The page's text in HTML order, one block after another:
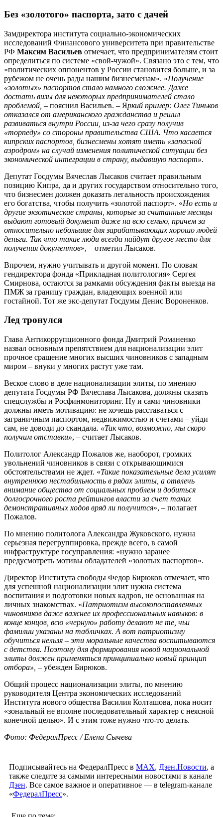
Без «золотого» паспорта, зато с дачей
Замдиректора института социально-экономических
исследований Финансового университета при правительстве
РФ Максим Васильев отмечает, что предпринимателям стоит
определиться по системе «свой-чужой». Связано это с тем, что
«политических оппонентов у России становится больше, и за
рубежом не очень рады нашим бизнесменам». «Получение
«золотых» паспортов стало намного сложнее. Даже
достать визы для некоторых предпринимателей стало
проблемой, – пояснил Васильев. – Яркий пример: Олег Тиньков
отказался от американского гражданства и решил
развиваться внутри России, из-за чего сразу получив
«торпеду» со стороны правительства США. Что касается
кипрских паспортов, бизнесмены хотят иметь «запасной
аэродром» на случай изменения политической ситуации без
экономической интеграции в страну, выдавшую паспорт».
Депутат Госдумы Вячеслав Лысаков считает правильным
позицию Кипра, да и других государством относительно того,
что бизнесмен должен доказать легальность происхождения
его богатства, чтобы получить «золотой паспорт». «Но есть и
другие экзотические страны, которые за считанные месяцы
выдают готовый документ даже на всю семью, причем за
относительно небольшие для зарабатывающих хорошо людей
деньги. Так что такие люди всегда найдут другое место для
получения документов», – отметил Лысаков.
Впрочем, нужно учитывать и другой момент. По словам
гендиректора фонда «Прикладная политология» Сергея
Смирнова, остаются за рамками обсуждения факты выезда на
ПМЖ за границу граждан, владеющих военной или
гостайной. Тот же экс-депутат Госдумы Денис Вороненков.
Лед тронулся
Глава Антикоррупционного фонда Дмитрий Романенко
назвал основным препятствием для национализации элит
прочное сращение многих высших чиновников с западным
миром – внуки у многих растут уже там.
Веское слово в деле национализации элиты, по мнению
депутата Госдумы РФ Вячеслава Лысакова, должны сказать
спецслужбы и Росфинмониторинг. Ну и сами чиновники
должны иметь мотивацию: не хочешь расставаться с
заграничным паспортом, недвижимостью и счетами – уйди
сам, не доводи до скандала. «Так что, возможно, мы скоро
получим отставки», – считает Лысаков.
Политолог Александр Пожалов же, наоборот, громких
увольнений чиновников в связи с открывающимися
обстоятельствами не ждет. «Такие показательные дела усилят
внутреннюю нестабильность в рядах элиты, а отвлечь
внимание общества от социальных проблем и добиться
долгосрочного роста рейтингов власти за счет таких
демонстративных ходов вряд ли получится», – полагает
Пожалов.
По мнению политолога Александра Жуковского, нужна
серьезная перегруппировка, прежде всего, в самой
инфраструктуре госуправления: «нужно заранее
предусмотреть мотивы обладателей «золотых паспортов».
Директор Института свободы Федор Бирюков отмечает, что
для успешной национализации элит нужна система
воспитания и подготовки новых кадров, не основанная на
личных знакомствах. «Патриотизм высокопоставленных
чиновников даже важнее их профессиональных навыков: в
конце концов, всю «черную» работу делают не те, чьи
фамилии указаны на табличках. А вот патриотизму
обучиться нельзя – эти моральные качества воспитываются
с детства. Поэтому для формирования новой национальной
элиты должен применяться принципиально новый принцип
отбора», – убежден Бирюков.
Общий процесс национализации элиты, по мнению
руководителя Центра экономических исследований
Института нового общества Василия Колташова, пока носит
«зональный не вполне последовательный характер с неясной
конечной целью». И с этим тоже нужно что-то делать.
Фото: ФедералПресс / Елена Сычева
Подписывайтесь на ФедералПресс в МАХ, Дзен.Новости, а
также следите за самыми интересными новостями в канале
Дзен. Все самое важное и оперативное — в telegram-канале
«ФедералПресс».